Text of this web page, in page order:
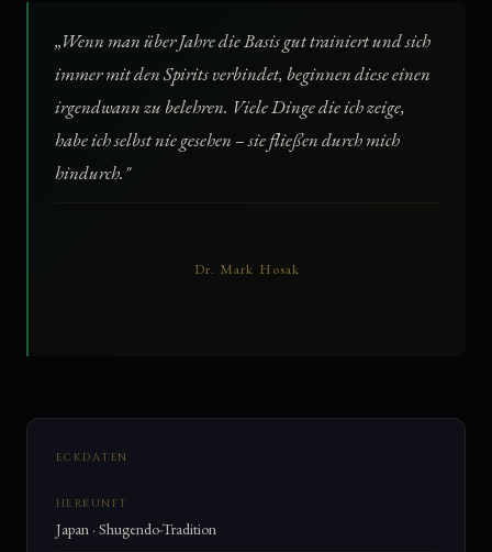
„Wenn man über Jahre die Basis gut trainiert und sich
immer mit den Spirits verbindet, beginnen diese einen
irgendwann zu belehren. Viele Dinge die ich zeige,
habe ich selbst nie gesehen – sie fließen durch mich
hindurch."
Dr. Mark Hosak
ECKDATEN
HERKUNFT
Japan · Shugendo-Tradition